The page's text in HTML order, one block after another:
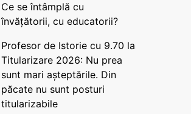
Ce se întâmplă cu
învățătorii, cu educatorii?
Profesor de Istorie cu 9.70 la
Titularizare 2026: Nu prea
sunt mari așteptările. Din
păcate nu sunt posturi
titularizabile